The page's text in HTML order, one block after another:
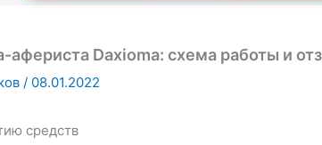
афериста Daxioma: схема работы и
/ 08.01.2022
средств